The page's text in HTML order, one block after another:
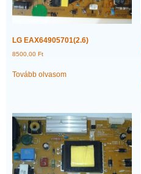
LG EAX64905701(2.6)
8500,00 Ft
Tovább olvasom